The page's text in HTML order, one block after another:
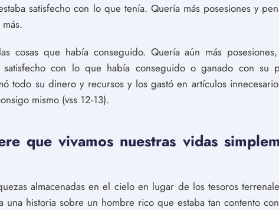
satisfecho con lo que tenía. Quería más posesiones y
cosas que había conseguido. Quería aún más
satisfecho con lo que había conseguido o ganado con su
todo su dinero y recursos y los gastó en artículos
mismo (vss 12-13).
que vivamos nuestras vidas
almacenadas en el cielo en lugar de los tesoros
una historia sobre un hombre rico que estaba tan contento